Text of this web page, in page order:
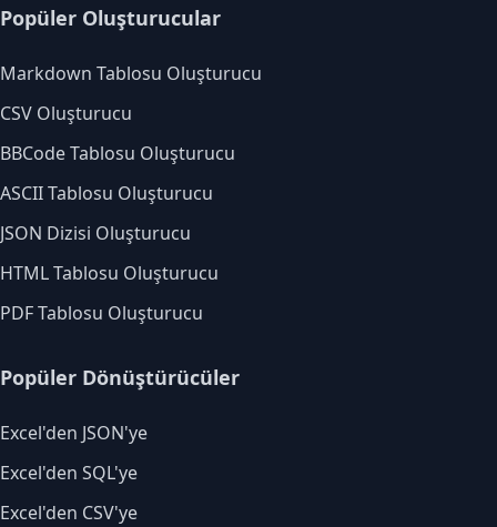
Popüler Oluşturucular
Markdown Tablosu Oluşturucu
CSV Oluşturucu
BBCode Tablosu Oluşturucu
ASCII Tablosu Oluşturucu
JSON Dizisi Oluşturucu
HTML Tablosu Oluşturucu
PDF Tablosu Oluşturucu
Popüler Dönüştürücüler
Excel'den JSON'ye
Excel'den SQL'ye
Excel'den CSV'ye